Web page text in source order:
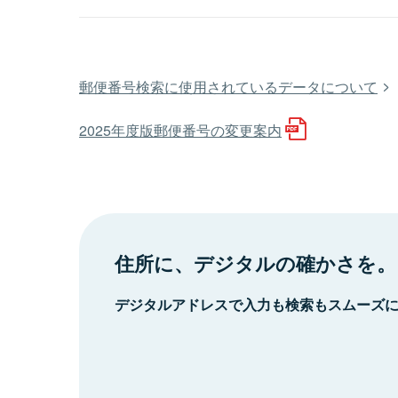
郵便番号検索に使用されているデータについて
2025年度版郵便番号の変更案内
住所に、デジタルの確かさを。
デジタルアドレスで入力も検索もスムーズ